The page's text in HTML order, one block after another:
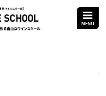
enjoy wine,enjoy life
TOKYO WINE
楽しく学ぶ、仲間
MENU